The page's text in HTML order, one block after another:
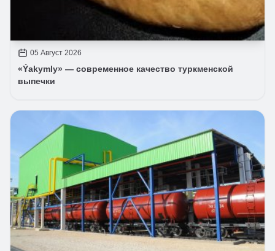
05 Август 2026
«Ýakymly» — современное качество туркменской
выпечки